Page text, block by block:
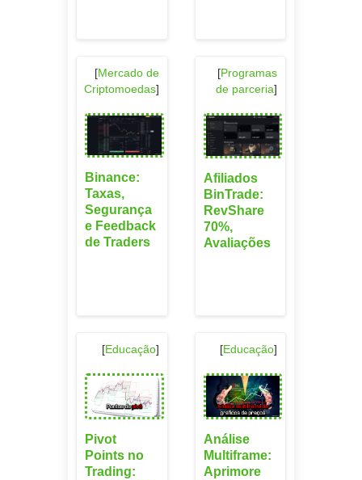
[Mercado de
Criptomoedas]
Binance:
Taxas,
Segurança
e Feedback
de Traders
[Programas
de parceria]
Afiliados
BinTrade:
RevShare
70%,
Avaliações
[Educação]
Pivot
Points no
Trading:
[Educação]
Análise
Multiframe:
Aprimore